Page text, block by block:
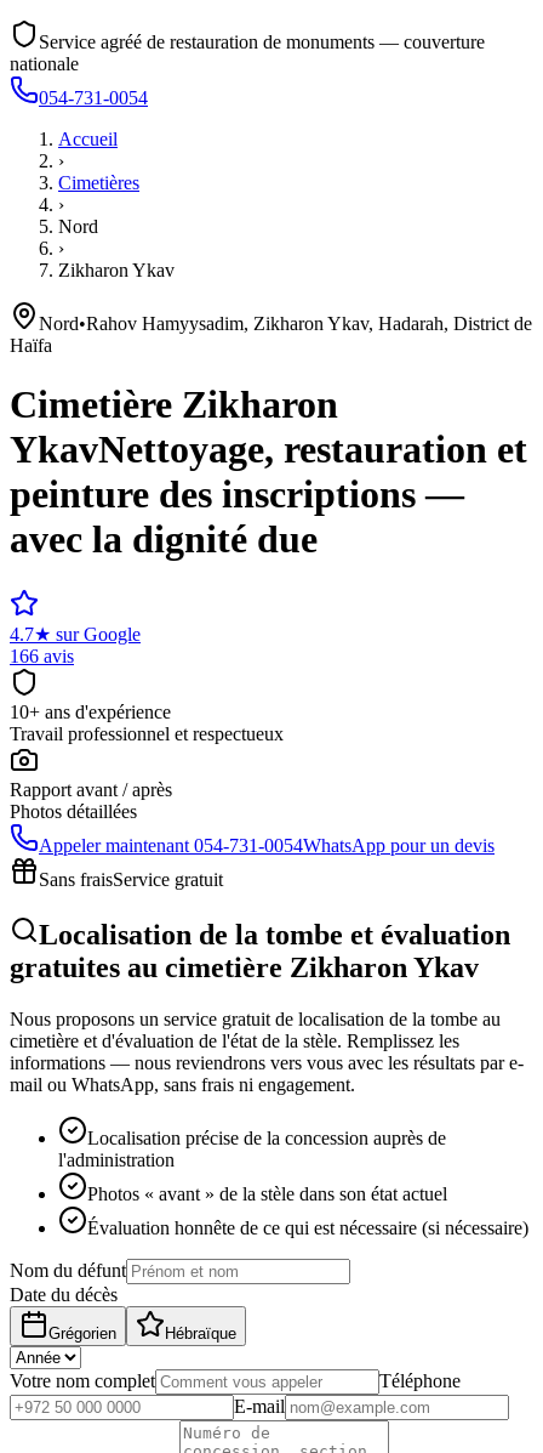
Service agréé de restauration de monuments — couverture
nationale
054-731-0054
Accueil
›
Cimetières
›
Nord
›
Zikharon Ykav
Nord•Rahov Hamyysadim, Zikharon Ykav, Hadarah, District de
Haïfa
Cimetière Zikharon
YkavNettoyage, restauration et
peinture des inscriptions —
avec la dignité due
4.7★ sur Google
166 avis
10+ ans d'expérience
Travail professionnel et respectueux
Rapport avant / après
Photos détaillées
Appeler maintenant 054-731-0054WhatsApp pour un devis
Sans fraisService gratuit
Localisation de la tombe et évaluation
gratuites au cimetière Zikharon Ykav
Nous proposons un service gratuit de localisation de la tombe au
cimetière et d'évaluation de l'état de la stèle. Remplissez les
informations — nous reviendrons vers vous avec les résultats par e-
mail ou WhatsApp, sans frais ni engagement.
Localisation précise de la concession auprès de
l'administration
Photos « avant » de la stèle dans son état actuel
Évaluation honnête de ce qui est nécessaire (si nécessaire)
Nom du défunt
Date du décès
Grégorien Hébraïque
Votre nom complet
Téléphone
E-mail